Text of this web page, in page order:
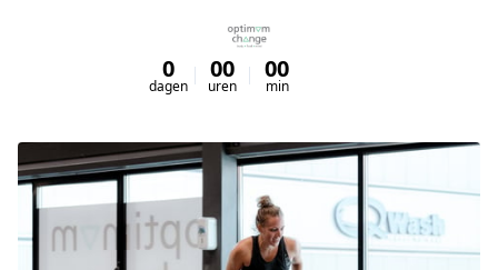
0
dagen
00
uren
00
min